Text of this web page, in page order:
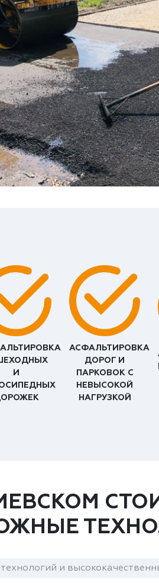
И
АСФАЛЬТИРОВКА
ДОРОГ И
ПАРКОВОК С
НЕВЫСОКОЙ
НАГРУЗКОЙ
и